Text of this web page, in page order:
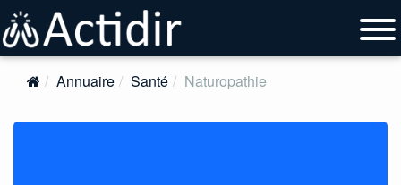
Annuaire Santé Naturopathie